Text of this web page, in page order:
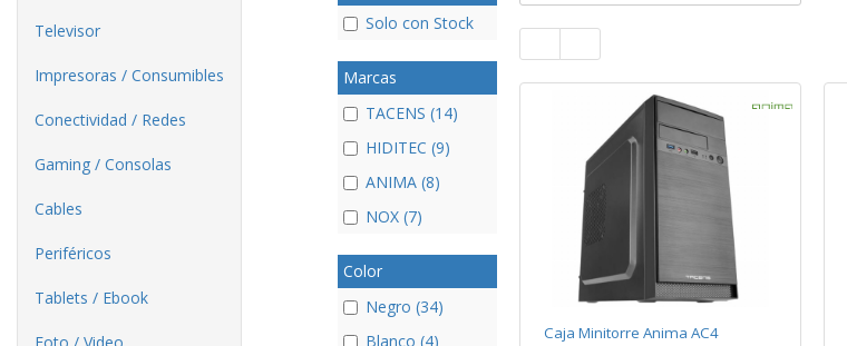
Televisor
Impresoras / Consumibles
Conectividad / Redes
Gaming / Consolas
Cables
Periféricos
Tablets / Ebook
Solo con Stock
Marcas
TACENS (14)
HIDITEC (9)
ANIMA (8)
NOX (7)
Color
Negro (34)
Blanco (4)
Caja Minitorre Anima AC4